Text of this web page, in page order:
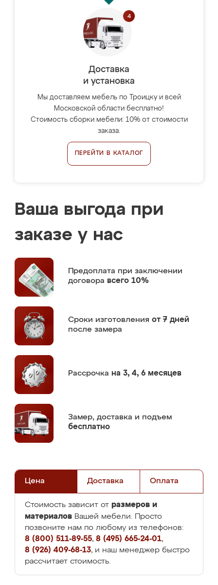
Доставка
и установка
Мы доставляем мебель по Троицку и всей
Московской области бесплатно!
Стоимость сборки мебели: 10% от стоимости
заказа.
ПЕРЕЙТИ В КАТАЛОГ
Ваша выгода при
заказе у нас
Предоплата при заключении
договора всего 10%
Сроки изготовления от 7 дней
после замера
Рассрочка на 3, 4, 6 месяцев
Замер, доставка и подъем
бесплатно
Цена Доставка Оплата
Стоимость зависит от размеров и
материалов Вашей мебели. Просто
позвоните нам по любому из телефонов:
8 (800) 511-89-55, 8 (495) 665-24-01,
8 (926) 409-68-13, и наш менеджер быстро
рассчитает стоимость.